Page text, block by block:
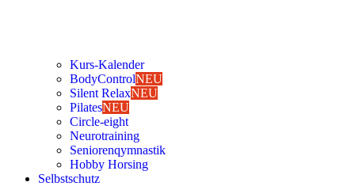
Kurs-Kalen­­der
Body­Con­trolNEU
Silent RelaxNEU
Pila­tesNEU
Cir­cle-eight
Neu­ro­trai­ning
Senio­ren­qym­nas­tik
Hob­by Hor­sing
Selbst­schutz